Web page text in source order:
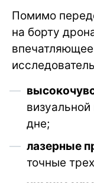
Помимо
на борту
дне;
лазерные
точные